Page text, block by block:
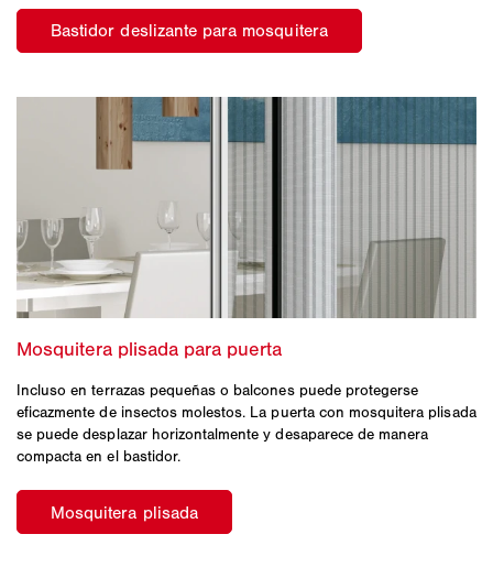
Incluso en terrazas pequeñas o balcones puede protegerse
eficazmente de insectos molestos. La puerta con mosquitera plisada
se puede desplazar horizontalmente y desaparece de manera
compacta en el bastidor.